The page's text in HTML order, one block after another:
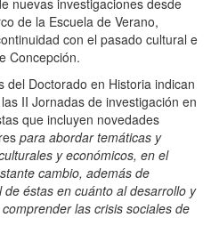
de la Escuela de Verano,
con el pasado cultural e
Concepción.
del Doctorado en Historia indican
II Jornadas de investigación en
que incluyen novedades
para abordar temáticas y
y económicos, en el
cambio, además de
éstas en cuánto al desarrollo y
las crisis sociales de